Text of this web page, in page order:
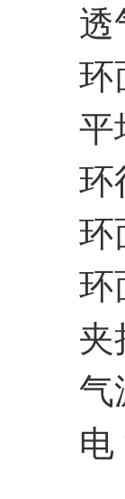
透气
环面
平均
环径
环面
环面
夹持
气源
电